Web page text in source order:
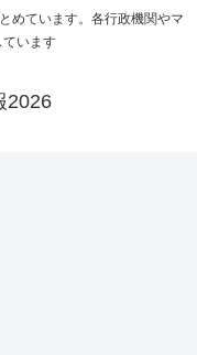
めています。各行政機関やマ
ています
2026